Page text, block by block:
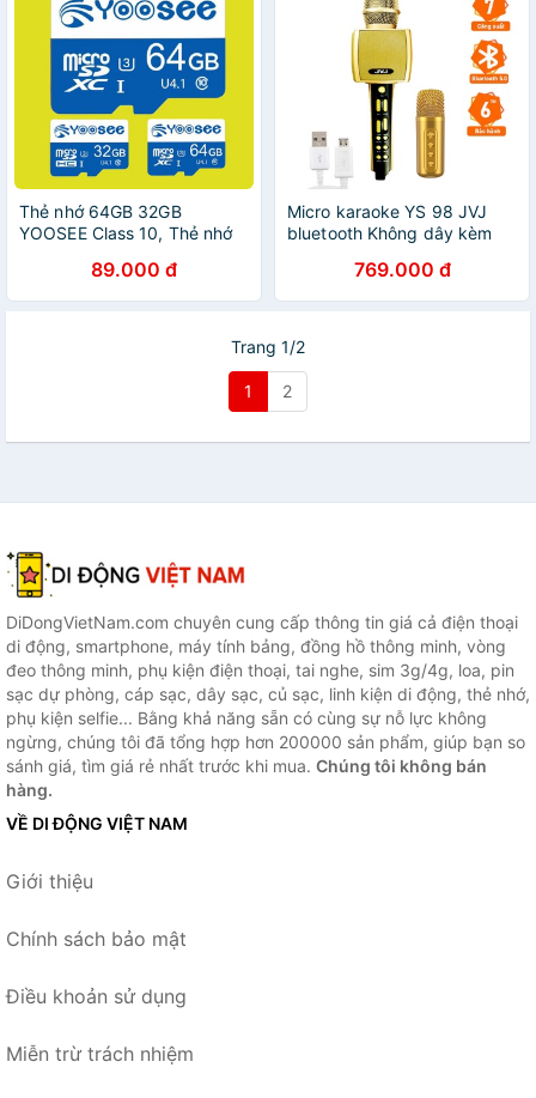
Thẻ nhớ 64GB 32GB
YOOSEE Class 10, Thẻ nhớ
thoại, loa đài - Bảo hành 5
năm 1 đổi 1
89.000 đ
Micro karaoke YS 98 JVJ
bluetooth Không dây kèm
nối bluetooth nâng giọng tốt
- bảo hành 6T
769.000 đ
Trang 1/2
1 2
DiDongVietNam.com chuyên cung cấp thông tin giá cả điện thoại
di động, smartphone, máy tính bảng, đồng hồ thông minh, vòng
đeo thông minh, phụ kiện điện thoại, tai nghe, sim 3g/4g, loa, pin
sạc dự phòng, cáp sạc, dây sạc, củ sạc, linh kiện di động, thẻ nhớ,
phụ kiện selfie... Bằng khả năng sẵn có cùng sự nỗ lực không
ngừng, chúng tôi đã tổng hợp hơn 200000 sản phẩm, giúp bạn so
sánh giá, tìm giá rẻ nhất trước khi mua. Chúng tôi không bán
hàng.
VỀ DI ĐỘNG VIỆT NAM
Giới thiệu
Chính sách bảo mật
Điều khoản sử dụng
Miễn trừ trách nhiệm